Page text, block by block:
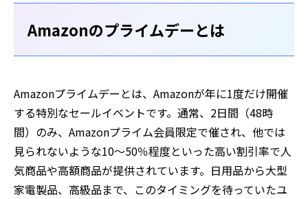
Amazonのプライムデーとは
Amazonプライムデーとは、Amazonが年に1度だけ開催
する特別なセールイベントです。通常、2日間（48時
間）のみ、Amazonプライム会員限定で催され、他では
見られないような10～50％程度といった高い割引率で人
気商品や高額商品が提供されています。日用品から大型
家電製品、高級品まで、このタイミングを待っていたユ